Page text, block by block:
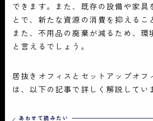
できます。また、既存の設備や家具
とで、新たな資源の消費を抑えるこ
また、不用品の廃棄が減るため、環
と言えるでしょう。
居抜きオフィスとセットアップオフ
は、以下の記事で詳しく解説してい
あわせて読みたい